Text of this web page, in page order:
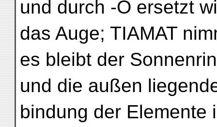
und durch -Ō ersetzt
das Auge; TIAMAT
es bleibt der
und die außen
bindung der Elemente